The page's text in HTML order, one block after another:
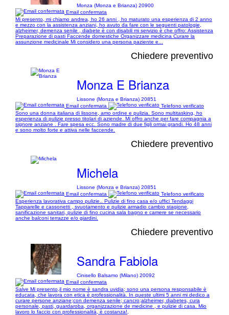
Monza (Monza e Brianza) 20900
Email confermata
Mi presento, mi chiamo andrea, ho 26 anni , ho maturato una esperienza di 2 anno
e mezzo con la assistenza anziani, ho avuto da fare con le seguenti patologie,
alzheimer, demenza senile , diabete è con disabili mi servizio è che offro: Assistenza
Preparazione di pasti Faccende domestiche Organizzare medicina Curare la
assunzione medicinale Mi considero una persona paziente e...
Chiedere preventivo
Monza E Brianza
Lissone (Monza e Brianza) 20851
Email confermata
Telefono verificato
Sono una donna italiana di lissone, amo ordine e pulizia. Sono multitasking, ho
esperienza di pulizie presso titolari di aziende. Mi offro anche per fare compagnia a
signore anziane . Fare spesa ecc. Sono madre di due figli ormai grandi. Ho 48 anni
e sono molto forte e attiva nelle faccende.
Chiedere preventivo
Michela
Lissone (Monza e Brianza) 20851
Email confermata
Telefono verificato
Esperienza lavorativa campo pulizie.. Pulizie di fino casa e/o uffici Tendaggi
Tapparelle e cassonetti , svuotamento e pulizie armadio cambio stagione,
sanificazione sanitari, pulizie di fino cucina sala bagno e camere se necessario
anche balconi terrazze e/o giardini.
Chiedere preventivo
Sandra Fabiola
Cinisello Balsamo (Milano) 20092
Email confermata
Salve Mi presento,il mio nome è sandra uvidia; sono una persona responsabile è
educata, che lavora con etica è professionalità. In queste ultimi 5 anni mi dedico a
curare persone anziane;con demenza senile; cancro;alzheimer, diabetes, cura
personale, pasti, guardaroba, organizzazione de medicine , e pulizie di casa. Mio
lavoro lo faccio con professionalità, è costanza!,